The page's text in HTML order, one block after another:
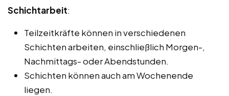
Schichtarbeit:
Teilzeitkräfte können in verschiedenen
Schichten arbeiten, einschließlich Morgen-,
Nachmittags- oder Abendstunden.
Schichten können auch am Wochenende
liegen.